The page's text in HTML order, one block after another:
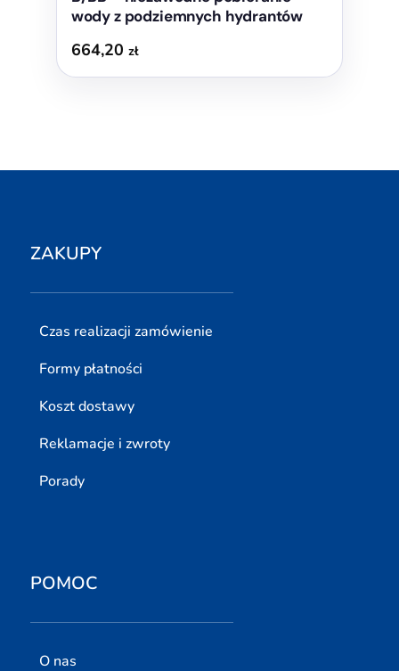
wody z podziemnych hydrantów
664,20 zł
ZAKUPY
Czas realizacji zamówienie
Formy płatności
Koszt dostawy
Reklamacje i zwroty
Porady
POMOC
O nas